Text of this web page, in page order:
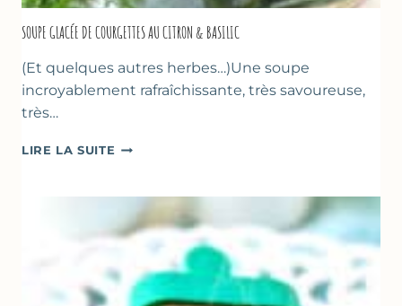
SOUPE GLACÉE DE COURGETTES AU CITRON & BASILIC
(Et quelques autres herbes…)Une soupe
incroyablement rafraîchissante, très savoureuse,
très…
LIRE LA SUITE SOUPE
COURGETTES
CITRON
BASILIC